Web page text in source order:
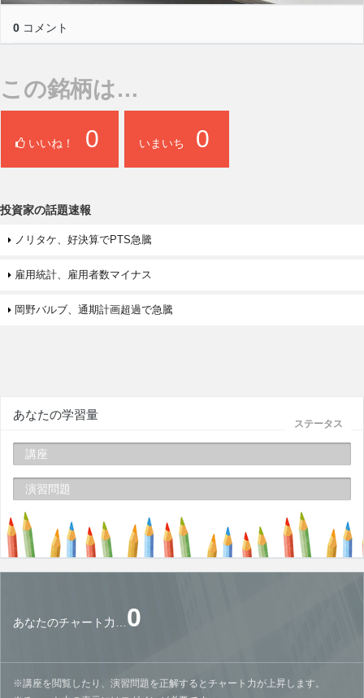
0 コメント
この銘柄は…
いいね！ 0 いまいち 0
投資家の話題速報
ノリタケ、好決算でPTS急騰
雇用統計、雇用者数マイナス
岡野バルブ、通期計画超過で急騰
ステータス
あなたの学習量
講座
演習問題
あなたのチャート力… 0
※講座を閲覧したり、演習問題を正解するとチャート力が上昇します。